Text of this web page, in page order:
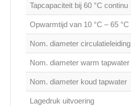
Tapcapaciteit bij 60 °C continu
Opwarmtijd van 10 °C – 65 °C
Nom. diameter circulatieleiding
Nom. diameter warm tapwater
Nom. diameter koud tapwater
Lagedruk uitvoering